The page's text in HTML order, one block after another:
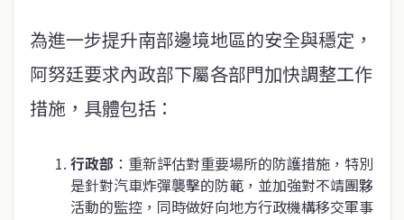
為進一步提升南部邊境地區的安全與穩定，
阿努廷要求內政部下屬各部門加快調整工作
措施，具體包括：
行政部 ：重新評估對重要場所的防護措施，特別
是針對汽車炸彈襲擊的防範，並加強對不靖團夥
活動的監控，同時做好向地方行政機構移交軍事